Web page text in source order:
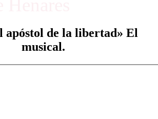
apóstol de la libertad» El
musical.